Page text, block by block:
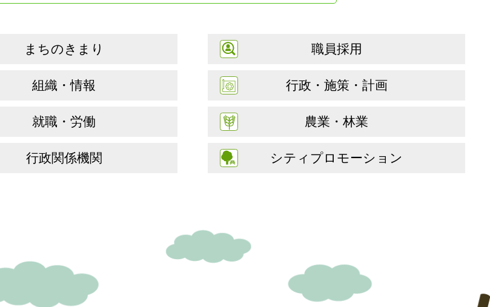
まちのきまり 職員採用
組織・情報 行政・施策・計画
就職・労働 農業・林業
行政関係機関 シティプロモーション